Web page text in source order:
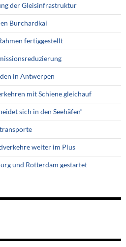
der Gleisinfrastruktur
Burchardkai
fertiggestellt
in Antwerpen
mit Schiene gleichauf
sich in den Seehäfen“
weiter im Plus
und Rotterdam gestartet